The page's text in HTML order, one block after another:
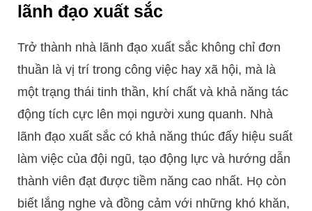
lãnh đạo xuất sắc
Trở thành nhà lãnh đạo xuất sắc không chỉ đơn
thuần là vị trí trong công việc hay xã hội, mà là
một trạng thái tinh thần, khí chất và khả năng tác
động tích cực lên mọi người xung quanh. Nhà
lãnh đạo xuất sắc có khả năng thúc đẩy hiệu suất
làm việc của đội ngũ, tạo động lực và hướng dẫn
thành viên đạt được tiềm năng cao nhất. Họ còn
biết lắng nghe và đồng cảm với những khó khăn,